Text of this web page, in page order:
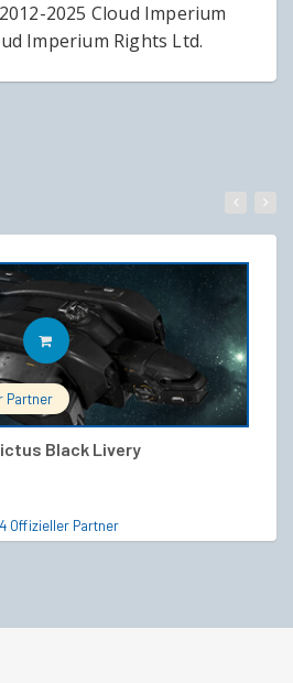
2025 Cloud Imperium
Imperium Rights Ltd.
Partner
Black Livery
IN DEN WARENKORB
Offizieller Partner